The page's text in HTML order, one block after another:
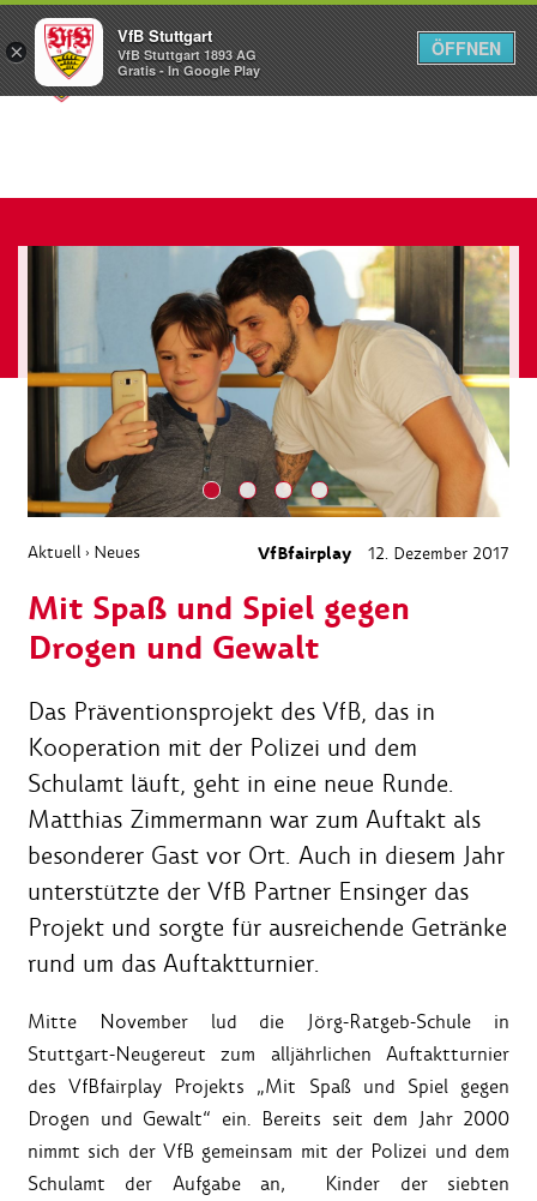
Menü
Aktuell › Neues VfBfairplay 12. Dezember 2017
Mit Spaß und Spiel gegen
Drogen und Gewalt
Das Präventionsprojekt des VfB, das in
Kooperation mit der Polizei und dem
Schulamt läuft, geht in eine neue Runde.
Matthias Zimmermann war zum Auftakt als
besonderer Gast vor Ort. Auch in diesem Jahr
unterstützte der VfB Partner Ensinger das
Projekt und sorgte für ausreichende Getränke
rund um das Auftaktturnier.
Mitte November lud die Jörg-Ratgeb-Schule in
Stuttgart-Neugereut zum alljährlichen Auftaktturnier
des VfBfairplay Projekts „Mit Spaß und Spiel gegen
Drogen und Gewalt“ ein. Bereits seit dem Jahr 2000
nimmt sich der VfB gemeinsam mit der Polizei und dem
Schulamt der Aufgabe an, Kinder der siebten
×
VfB Stuttgart
VfB Stuttgart 1893 AG
Gratis - In Google Play
ÖFFNEN